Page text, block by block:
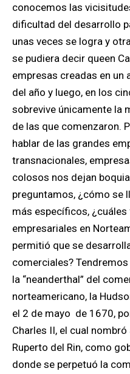
conocemos las
dificultad del desarrollo
unas veces se logra y
se pudiera decir queen
empresas creadas en un
del año y luego, en los
sobrevive únicamente la
de las que comenzaron.
hablar de las grandes
transnacionales,
colosos nos dejan
preguntamos, ¿cómo se
más específicos,
empresariales en
permitió que se
comerciales?
la “neanderthal” del
norteamericano, la
el 2 de mayo de 1670,
Charles II, el cual
Ruperto del Rin, como
donde se perpetuó la